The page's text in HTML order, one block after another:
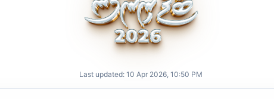
Last updated: 10 Apr 2026, 10:50 PM